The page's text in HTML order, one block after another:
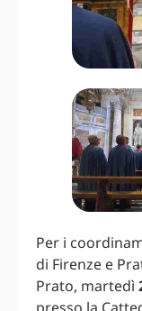
Per i
di Firenze e
Prato, martedì